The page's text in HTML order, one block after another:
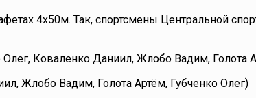
4х50м. Так, спортсмены Центральной
Коваленко Даниил, Жлобо Вадим, Голота
Жлобо Вадим, Голота Артём, Губченко Олег)